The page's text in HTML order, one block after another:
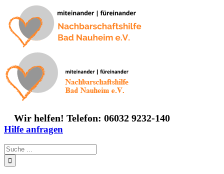
Inhalt
springen
Wir helfen! Telefon: 06032 9232-140
Hilfe anfragen
Suche
nach: